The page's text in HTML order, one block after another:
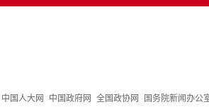
中国人大网 中国政府网 全国政协网 国务院新闻办公